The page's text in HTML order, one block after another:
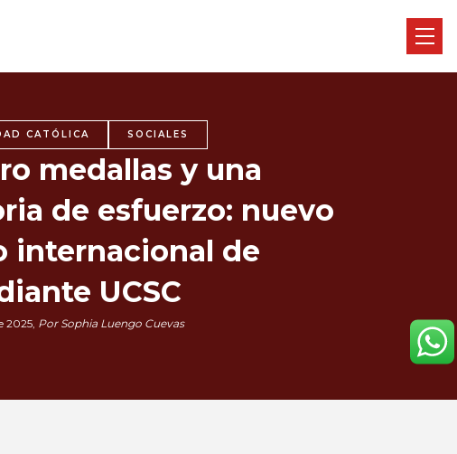
CATÓLICA SOCIALES
medallas y una
de esfuerzo: nuevo
internacional de
UCSC
2025, Por Sophia Luengo Cuevas